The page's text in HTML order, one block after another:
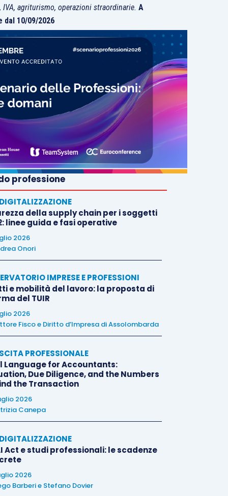
IVA, agriturismo, operazioni straordinarie.A
dal 10/09/2026
professione
della supply chain per i soggetti
linee guida e fasi operative
2026
Onori
IMPRESE E PROFESSIONI
e mobilità del lavoro: la proposta di
del TUIR
2026
Fisco e Diritto d’Impresa di Assolombarda
PROFESSIONALE
Language for Accountants:
Due Diligence, and the Numbers
the Transaction
2026
Canepa
Act e studi professionali: le scadenze
2026
Barberie Stefano Dovier